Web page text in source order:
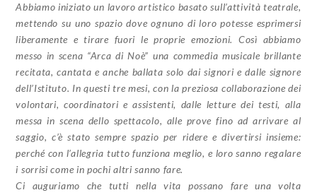
Abbiamo iniziato un lavoro artistico basato sull’attività teatrale,
mettendo su uno spazio dove ognuno di loro potesse esprimersi
liberamente e tirare fuori le proprie emozioni. Così abbiamo
messo in scena “Arca di Noè” una commedia musicale brillante
recitata, cantata e anche ballata solo dai signori e dalle signore
dell’Istituto. In questi tre mesi, con la preziosa collaborazione dei
volontari, coordinatori e assistenti, dalle letture dei testi, alla
messa in scena dello spettacolo, alle prove fino ad arrivare al
saggio, c’è stato sempre spazio per ridere e divertirsi insieme:
perché con l’allegria tutto funziona meglio, e loro sanno regalare
i sorrisi come in pochi altri sanno fare.
Ci auguriamo che tutti nella vita possano fare una volta